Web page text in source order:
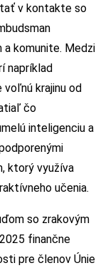
v kontakte so
komunite. Medzi
napríklad
krajinu od
čo
inteligenciu a
ktorý využíva
učenia.
so zrakovým
finančne
pre členov Únie